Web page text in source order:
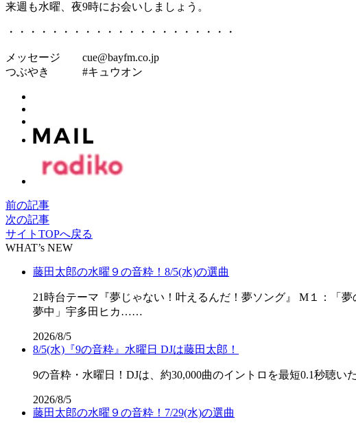
来週も水曜、夜9時にお会いしましょう。
・・・・・・・・・・・・・・・・・・・・・
メッセージ cue@bayfm.co.jp
つぶやき #キュウオン
前の記事
次の記事
サイトTOPへ戻る
WHAT’s NEW
藤田太郎の水曜９の音粋！8/5(水)の選曲
21時台テーマ『夢じゃない！叶えるんだ！夢ソング』 M１：「
夢中」宇多田ヒカ……
2026/8/5
8/5(水)『9の音粋』水曜日 DJは藤田太郎！
9の音粋・水曜日！DJは、約30,000曲のイントロを最短0.1秒聴
2026/8/5
藤田太郎の水曜９の音粋！7/29(水)の選曲